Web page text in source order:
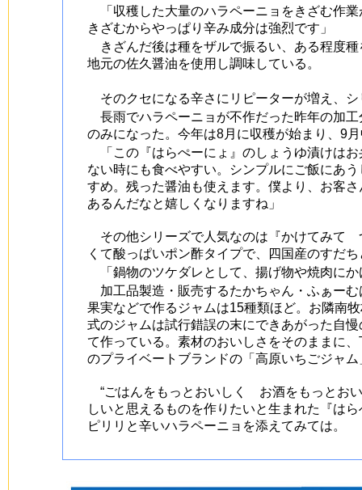
「収穫した大量のハラペーニョをきざむ作
きざむからやっぱり辛み成分は強烈です」
きざんだ後は種をザルで振るい、ある程度
地元の佐久醤油を使用し調味している。
そのクセになる辛さにリピーターが増え、
長雨でハラペーニョが不作だった昨年の加
のみになった。今年は8月に収穫が始まり、9
「この『はらぺーにょ』のしょうゆ漬けは
ない時にも食べやすい。シンプルにご飯にあ
すめ。残った醤油も使えます。僕より、お客
あるんだなと嬉しくなりますね」
その他シリーズで人気なのは『かけてみて
くて酸っぱいポン酢タイプで、四国産のすだ
「鍋物のツケダレとして、揚げ物や焼肉に
加工品製造・販売するたかちゃん・ふぁー
果実などで作るジャムは15種類ほど。お隣南
式のジャムは試行錯誤の末にできあがった自
て作っている。素材のおいしさをそのままに
のプライベートブランドの「高原いちごジャ
“ごはんをもっとおいしく お酒をもっとお
しいと思えるものを作りたいと生まれた『は
ピリリと辛いハラペーニョを添えてみては。